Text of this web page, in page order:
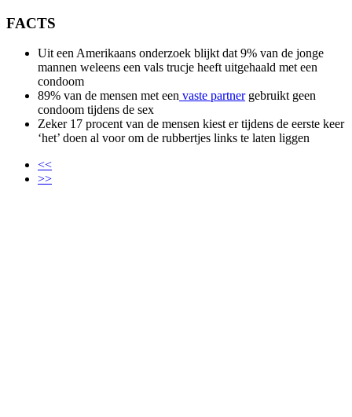
FACTS
Uit een Amerikaans onderzoek blijkt dat 9% van de jonge
mannen weleens een vals trucje heeft uitgehaald met een
condoom
89% van de mensen met een vaste partnergebruikt geen
condoom tijdens de sex
Zeker 17 procent van de mensen kiest er tijdens de eerste keer
‘het’ doen al voor om de rubbertjes links te laten liggen
<<
>>